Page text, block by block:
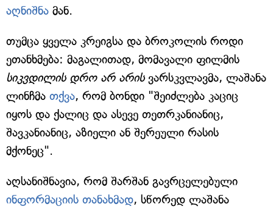
აღნიშნა მან.
თუმცა ყველა კრეიგსა და ბროკოლის როდი
ეთანხმება: მაგალითად, მომავალი ფილმის
სიკვდილის დრო არ არისვარსკვლავმა, ლაშანა
ლინჩმა თქვა, რომ ბონდი "შეიძლება კაციც
იყოს და ქალიც და ასევე თეთრკანიანიც,
შავკანიანიც, აზიელი ან შერეული რასის
მქონეც".
აღსანიშნავია, რომ შარშან გავრცელებული
ინფორმაციის თანახმად, სწორედ ლაშანა